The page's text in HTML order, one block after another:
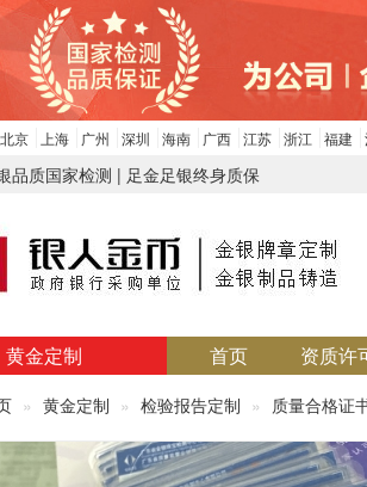
北京 上海 广州 深圳 海南 广西 江苏 浙江 福建
品质国家检测 | 足金足银终身质保
黄金定制 首页 资质许
黄金定制 检验报告定制 质量合格证